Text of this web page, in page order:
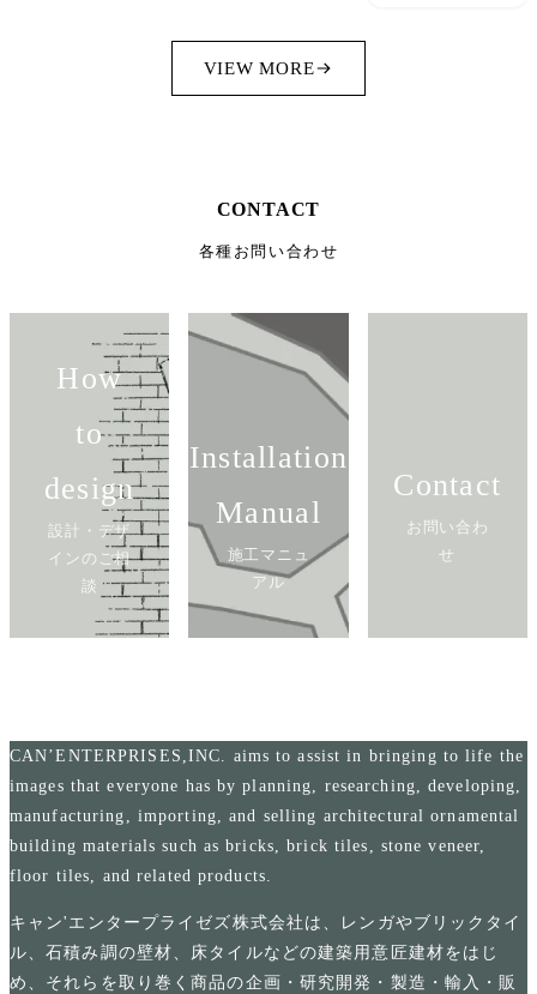
VIEW MORE
CONTACT
各種お問い合わせ
How
to
design
設計・デザ
インのご相
談
Installation
Manual
施工マニュ
アル
Contact
お問い合わ
せ
CAN’ENTERPRISES,INC. aims to assist in bringing to life the
images that everyone has by planning, researching, developing,
manufacturing, importing, and selling architectural ornamental
building materials such as bricks, brick tiles, stone veneer,
floor tiles, and related products.
キャン'エンタープライゼズ株式会社は、レンガやブリックタイ
ル、石積み調の壁材、床タイルなどの建築用意匠建材をはじ
め、それらを取り巻く商品の企画・研究開発・製造・輸入・販